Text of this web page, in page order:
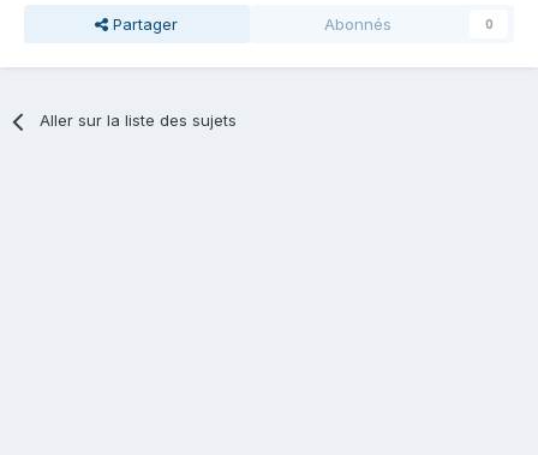
Partager Abonnés 0
Aller sur la liste des sujets